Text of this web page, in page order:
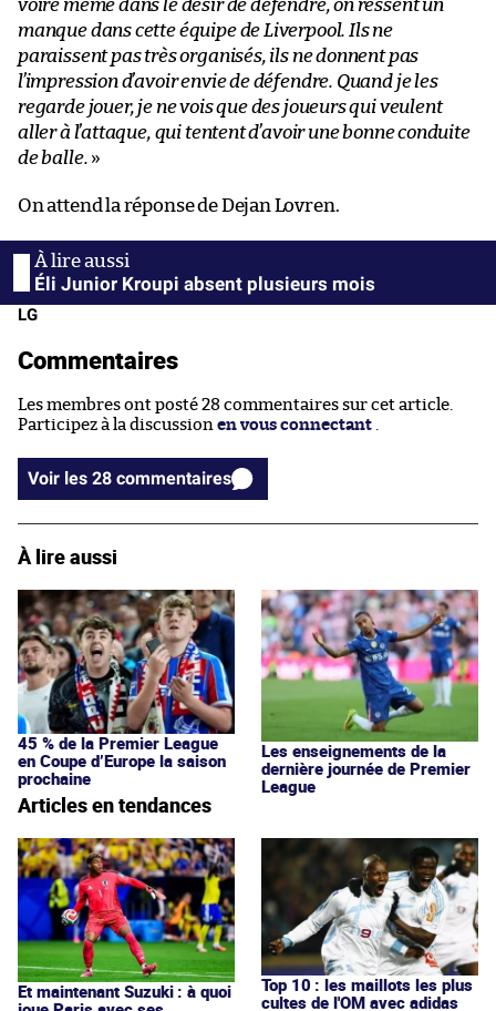
voire même dans le désir de défendre, on ressent un
manque dans cette équipe de Liverpool. Ils ne
paraissent pas très organisés, ils ne donnent pas
l’impression d’avoir envie de défendre. Quand je les
regarde jouer, je ne vois que des joueurs qui veulent
aller à l’attaque, qui tentent d’avoir une bonne conduite
de balle. »
On attend la réponse de Dejan Lovren.
Éli Junior Kroupi absent plusieurs mois
LG
Commentaires
Les membres ont posté 28 commentaires sur cet article.
Participez à la discussion en vous connectant .
Voir les 28 commentaires
À lire aussi
45 % de la Premier League
en Coupe d’Europe la saison
prochaine
Les enseignements de la
dernière journée de Premier
League
Articles en tendances
Et maintenant Suzuki : à quoi
Top 10 : les maillots les plus
cultes de l'OM avec adidas